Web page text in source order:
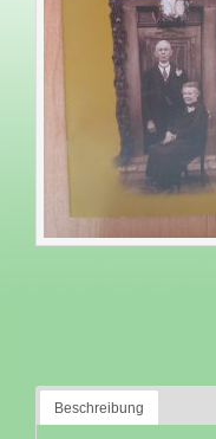
Beschreibung